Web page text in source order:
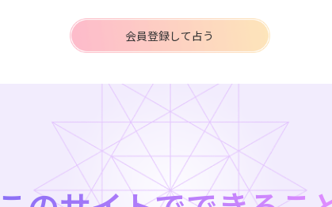
会員登録して占う